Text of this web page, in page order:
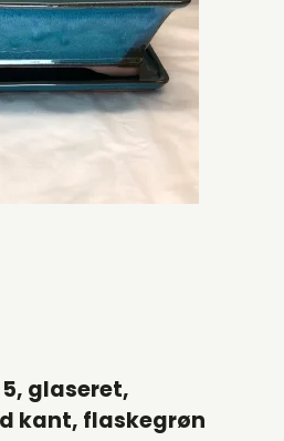
glaseret,
kant, flaskegrøn